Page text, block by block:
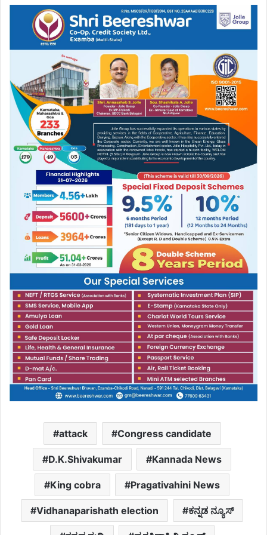
attack Congress candidate
D.K.Shivakumar Kannada News
King cobra Pragativahini News
Vidhanaparishath election ಕನ್ನಡ ನ್ಯೂಸ್